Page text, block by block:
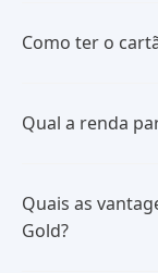
Como ter o
Qual a renda
Quais as
Gold?